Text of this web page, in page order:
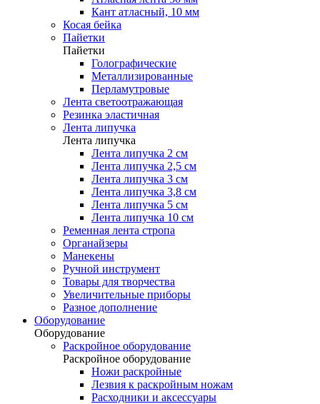
Кант атласный, 10 мм
Косая бейка
Пайетки
Пайетки
Голографические
Металлизированные
Перламутровые
Лента светоотражающая
Резинка эластичная
Лента липучка
Лента липучка
Лента липучка 2 см
Лента липучка 2,5 см
Лента липучка 3 см
Лента липучка 3,8 см
Лента липучка 5 см
Лента липучка 10 см
Ременная лента стропа
Органайзеры
Манекены
Ручной инструмент
Товары для творчества
Увеличительные приборы
Разное дополнение
Оборудование
Оборудование
Раскройное оборудование
Раскройное оборудование
Ножи раскройные
Лезвия к раскройным ножам
Расходники и аксессуары